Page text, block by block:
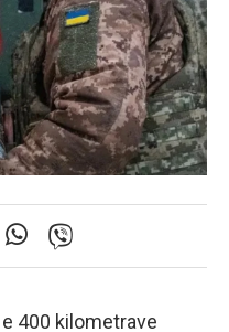
400 kilometrave